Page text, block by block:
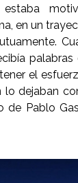
estaba
en un
el
lo dejaban
de Pablo